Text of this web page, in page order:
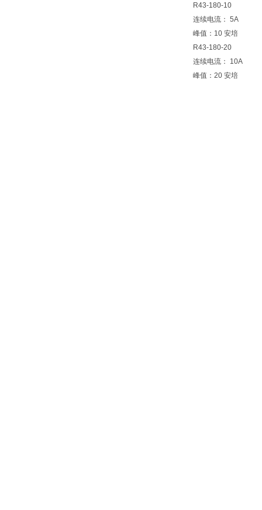
R43-180-10
连续电流： 5A
峰值：10 安培
R43-180-20
连续电流： 10A
峰值：20 安培